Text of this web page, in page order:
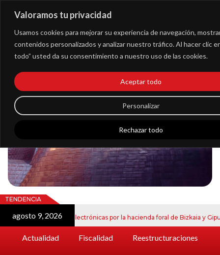
Valoramos tu privacidad
Usamos cookies para mejorar su experiencia de navegación,
contenidos personalizados y analizar nuestro tráfico. Al hacer clic
todo” usted da su consentimiento a nuestro uso de las cookies.
Personalizar
Rechazar todo
Aceptar todo
Blog
Noticias
TENDENCIA
agosto 9, 2026
de notificaciones electrónicas por la hacienda foral de Bizkaia y
Actualidad Fiscalidad Reestructuraciones